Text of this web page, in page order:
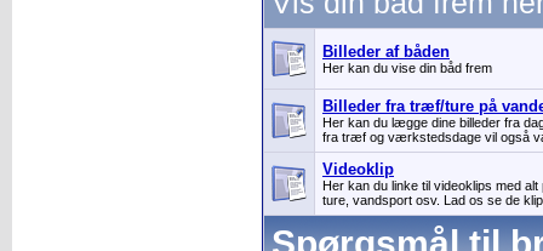
Billeder af båden
Her kan du vise din båd frem
Billeder fra træf/ture på
Her kan du lægge dine billeder fra
fra træf og værkstedsdage vil også
Videoklip
Her kan du linke til videoklips med
ture, vandsport osv. Lad os se de